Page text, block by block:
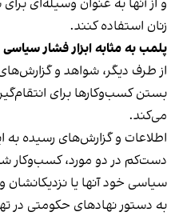
و از آنها به عنوان وسیله‌ای
زنان استفاده کنند.
پلمب به مثابه ابزار فشار سیاسی
از طرف دیگر، شواهد و
بستن کسب‌وکارها برای
می‌کند.
اطلاعات و گزارش‌های رسیده به
دست‌کم در دو مورد، کسب‌وکار
سیاسی خود آنها یا نزدیکانشان
به دستور نهادهای حکومتی در